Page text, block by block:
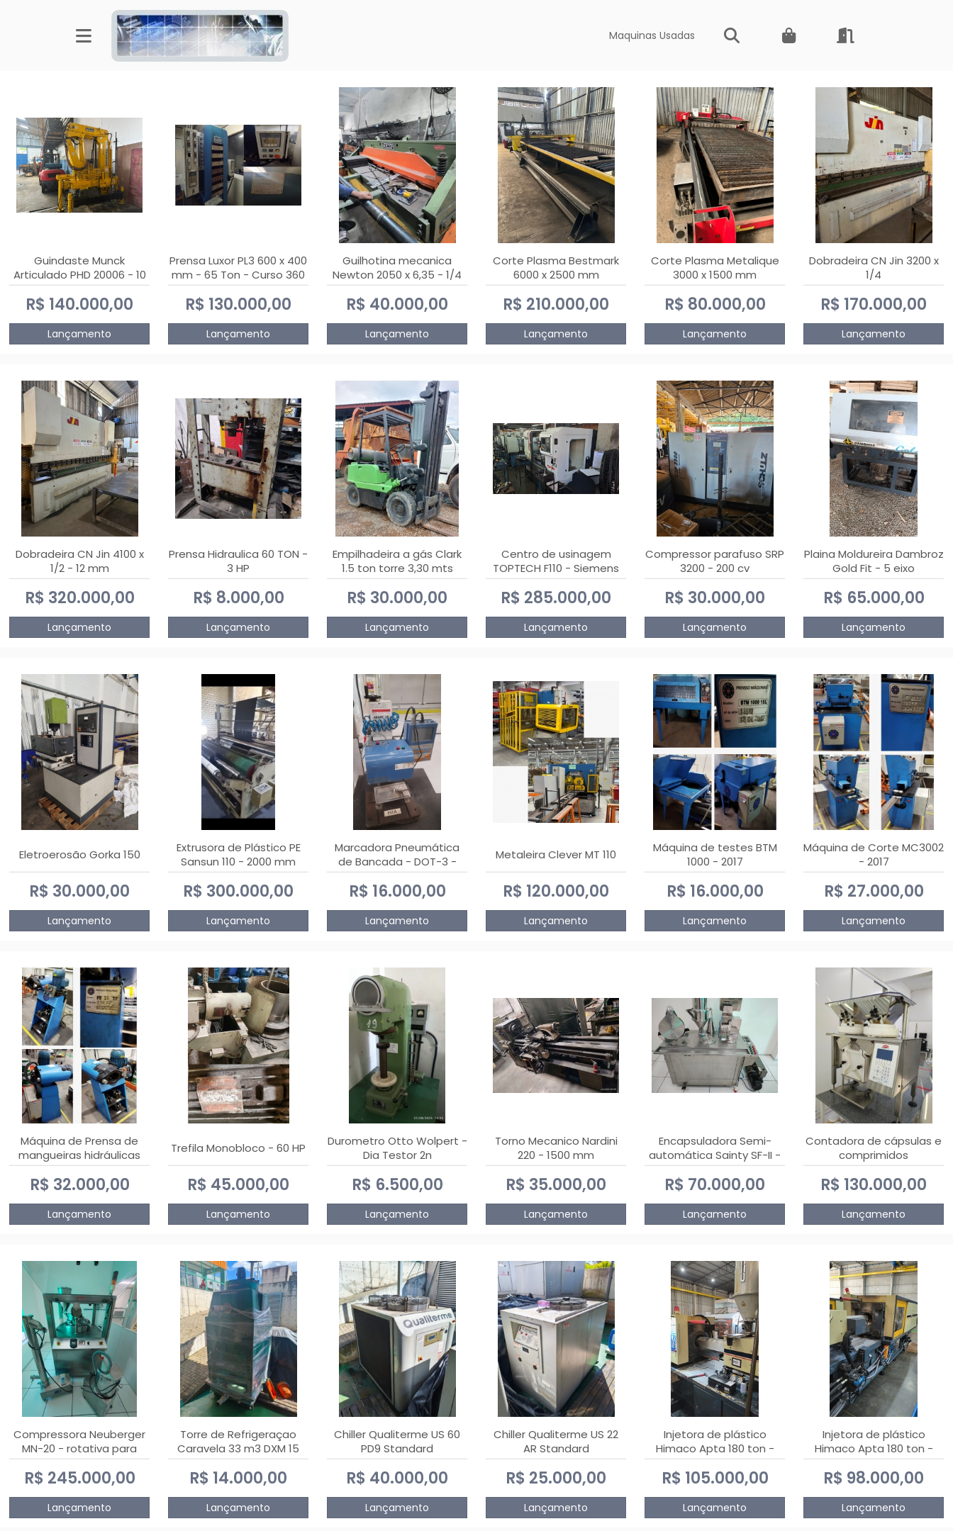
Maquinas Usadas
Guindaste Munck
Articulado PHD 20006 - 10
Ton
R$ 140.000,00
Lançamento
Prensa Luxor PL3 600 x 400
mm - 65 Ton - Curso 360
mm
R$ 130.000,00
Lançamento
Guilhotina mecanica
Newton 2050 x 6,35 - 1/4
R$ 40.000,00
Lançamento
Corte Plasma Bestmark
6000 x 2500 mm
Hypertherm MaxPro 200
R$ 210.000,00
Lançamento
Corte Plasma Metalique
3000 x 1500 mm
Hypertherm Powermax 45
xp
R$ 80.000,00
Lançamento
Dobradeira CN Jin 3200 x
1/4
R$ 170.000,00
Lançamento
Dobradeira CN Jin 4100 x
1/2 - 12 mm
R$ 320.000,00
Lançamento
Prensa Hidraulica 60 TON -
3 HP
R$ 8.000,00
Lançamento
Empilhadeira a gás Clark
1.5 ton torre 3,30 mts
R$ 30.000,00
Lançamento
Centro de usinagem
TOPTECH F110 - Siemens
808D Advanced
R$ 285.000,00
Lançamento
Compressor parafuso SRP
3200 - 200 cv
R$ 30.000,00
Lançamento
Plaina Moldureira Dambroz
Gold Fit - 5 eixo
R$ 65.000,00
Lançamento
Eletroerosão Gorka 150
R$ 30.000,00
Lançamento
Extrusora de Plástico PE
Sansun 110 - 2000 mm
R$ 300.000,00
Lançamento
Marcadora Pneumática
de Bancada - DOT-3 -
Usada
R$ 16.000,00
Lançamento
Metaleira Clever MT 110
R$ 120.000,00
Lançamento
Máquina de testes BTM
1000 - 2017
R$ 16.000,00
Lançamento
Máquina de Corte MC3002
- 2017
R$ 27.000,00
Lançamento
Máquina de Prensa de
mangueiras hidráulicas
PE50TF - 2017
R$ 32.000,00
Lançamento
Trefila Monobloco - 60 HP
R$ 45.000,00
Lançamento
Durometro Otto Wolpert -
Dia Testor 2n
R$ 6.500,00
Lançamento
Torno Mecanico Nardini
220 - 1500 mm
R$ 35.000,00
Lançamento
Encapsuladora Semi-
automática Sainty SF-II -
0 e 00
R$ 70.000,00
Lançamento
Contadora de cápsulas e
comprimidos
PHARMACOUNT - 2-2R3
R$ 130.000,00
Lançamento
Compressora Neuberger
MN-20 - rotativa para
produção de
comprimidos
R$ 245.000,00
Lançamento
Torre de Refrigeraçao
Caravela 33 m3 DXM 15
R$ 14.000,00
Lançamento
Chiller Qualiterme US 60
PD9 Standard
R$ 40.000,00
Lançamento
Chiller Qualiterme US 22
AR Standard
R$ 25.000,00
Lançamento
Injetora de plástico
Himaco Apta 180 ton -
2010
R$ 105.000,00
Lançamento
Injetora de plástico
Himaco Apta 180 ton -
2009
R$ 98.000,00
Lançamento